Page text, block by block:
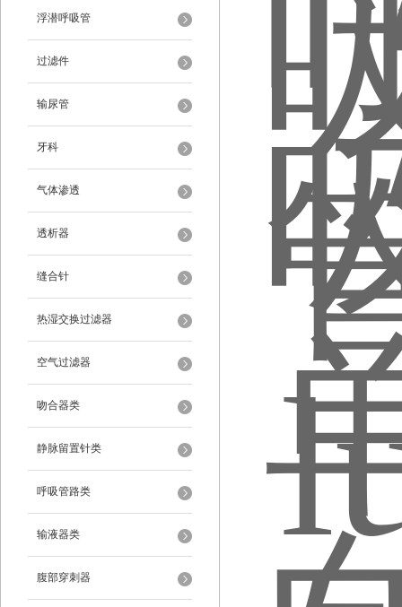
浮潜呼吸管
过滤件
输尿管
牙科
气体渗透
透析器
缝合针
热湿交换过滤器
空气过滤器
吻合器类
静脉留置针类
呼吸管路类
输液器类
腹部穿刺器